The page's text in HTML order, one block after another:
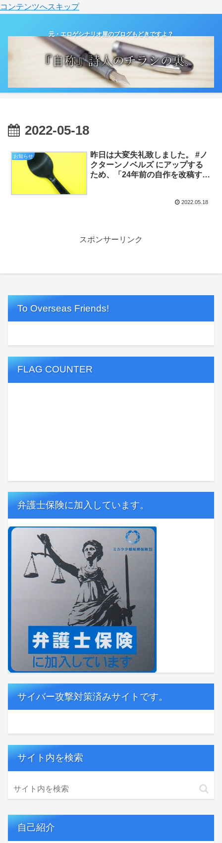
コンテンツへスキップ
元・エロゲシナリオ屋のブログもどきですよ？
2022-05-18
お知らせ
昨日は大変失礼致しました。 #ノ
クターンノベルズ にアップする
ため、「24年前の自作を改稿す
2022.05.18
スポンサーリンク
To Overseas Friends!
FLAG COUNTER
弁護士保険に加入しています。
サイバー攻撃対策済みサイトです。
サイト内を検索
自己紹介